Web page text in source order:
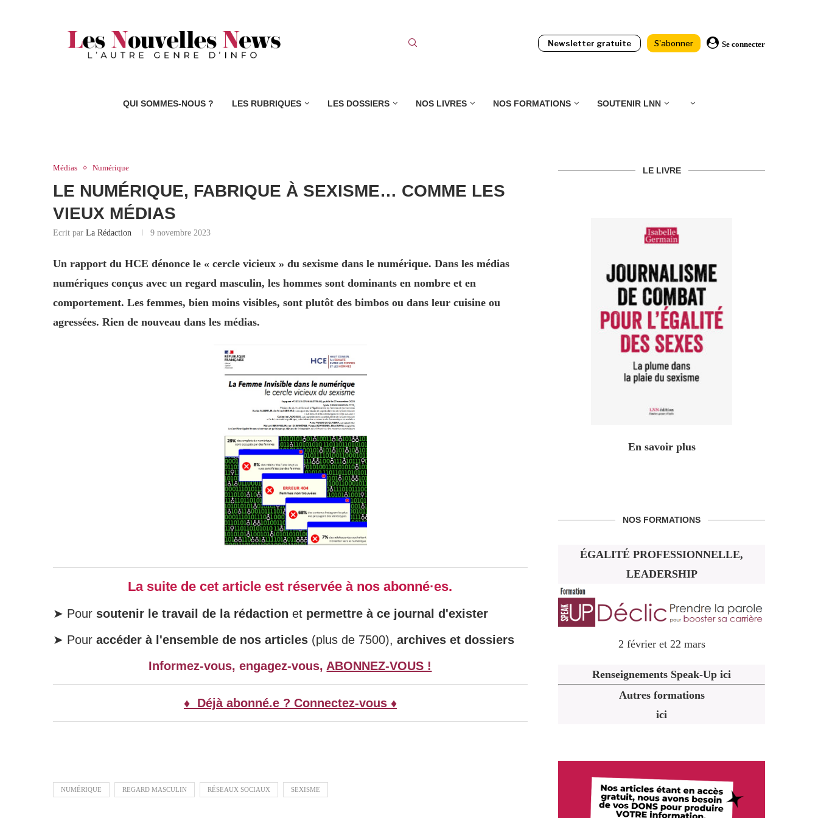
Newsletter gratuite S'abonner Se connecter
QUI SOMMES-NOUS ? LES RUBRIQUES LES DOSSIERS NOS LIVRES NOS FORMATIONS SOUTENIR LNN
Médias Numérique
LE NUMÉRIQUE, FABRIQUE À SEXISME… COMME LES
VIEUX MÉDIAS
Ecrit par La Rédaction 9 novembre 2023
Un rapport du HCE dénonce le « cercle vicieux » du sexisme dans le numérique. Dans les médias
numériques conçus avec un regard masculin, les hommes sont dominants en nombre et en
comportement. Les femmes, bien moins visibles, sont plutôt des bimbos ou dans leur cuisine ou
agressées. Rien de nouveau dans les médias.
La suite de cet article est réservée à nos abonné·es.
➤ Pour soutenir le travail de la rédaction et permettre à ce journal d'exister
➤ Pour accéder à l'ensemble de nos articles (plus de 7500), archives et dossiers
Informez-vous, engagez-vous, ABONNEZ-VOUS !
♦ Déjà abonné.e ? Connectez-vous ♦
NUMÉRIQUE REGARD MASCULIN RÉSEAUX SOCIAUX SEXISME
LE LIVRE
En savoir plus
NOS FORMATIONS
ÉGALITÉ PROFESSIONNELLE,
LEADERSHIP
2 février et 22 mars
Renseignements Speak-Up ici
Autres formations
ici